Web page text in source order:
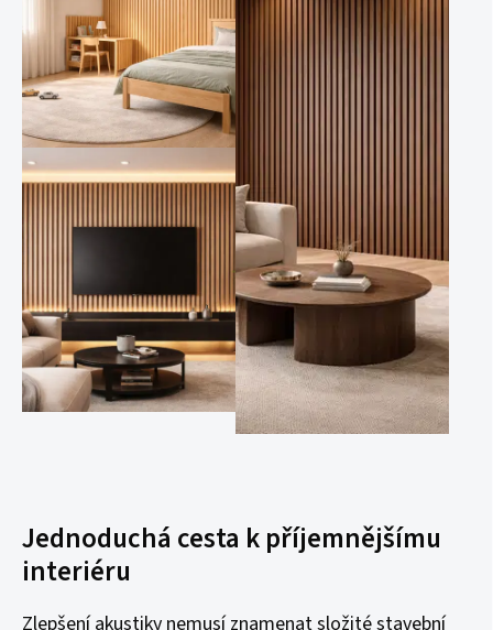
Jednoduchá cesta k příjemnějšímu
interiéru
Zlepšení akustiky nemusí znamenat složité stavební